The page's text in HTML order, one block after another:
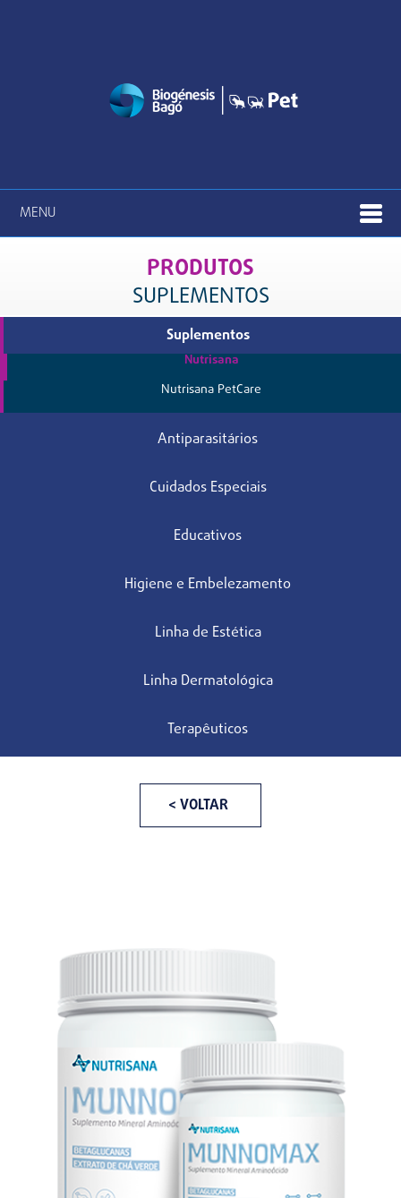
MENU
PRODUTOS
SUPLEMENTOS
Suplementos
Nutrisana
Nutrisana PetCare
Antiparasitários
Cuidados Especiais
Educativos
Higiene e Embelezamento
Linha de Estética
Linha Dermatológica
Terapêuticos
< VOLTAR